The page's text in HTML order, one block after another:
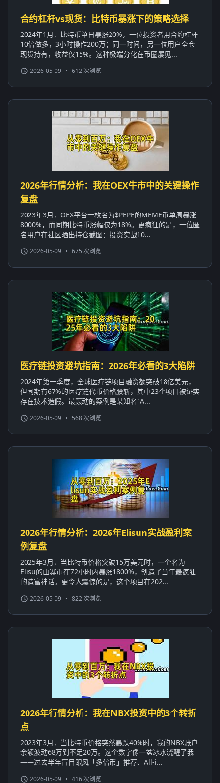
合约杠杆vs现货：比特币暴涨下的策略选择
2024年1月，比特币单日暴涨20%，一位投资者用合约杠杆
10倍做多，3小时操作200万；同一时间，另一位用户全仓
现货持有，收益仅15%。这种极端分化在币圈屡见...
2026-05-09 • 612 次浏览
2026年行情分析：我在OEX牛市中的关键操作
复盘
2023年3月，OEX平台一枚名为$PEPE的MEME币单周暴涨
8000%，而同期比特币涨幅仅为18%。更疯狂的是，一位匿
名用户在社区晒出持仓截图：投资实战10...
2026-05-09 • 675 次浏览
医疗链投资避坑指南：2026年必看的3大陷阱
2024年第一季度，全球医疗链项目融资额突破18亿美元，
但同期有67%的医疗链代币价格腰斩，其中23个项目被证实
存在技术造假。最轰动的案例是某知名"A...
2026-05-09 • 568 次浏览
2026年行情分析：2026年Elisun实战盈利案
例复盘
2025年3月，当比特币价格突破15万美元时，一个名为
Elisu的山寨币在72小时内暴涨1800%，创造了当年最疯狂
的造富神话。更令人震惊的是，这个项目在202...
2026-05-09 • 822 次浏览
2026年行情分析：我在NBX投资中的3个转折
点
2023年3月，当比特币价格突然暴跌40%时，我的NBX账户
余额波动68万到不足20万。这个数字像一盆冰水浇醒了我
——过去半年盲目跟风「多倍币」推荐、All-i...
2026-05-09 • 416 次浏览